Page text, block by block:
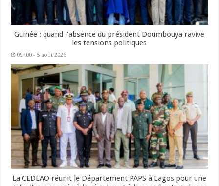
Guinée : quand l’absence du président Doumbouya ravive
les tensions politiques
09h00 - 5 août 2026
La CEDEAO réunit le Département PAPS à Lagos pour une